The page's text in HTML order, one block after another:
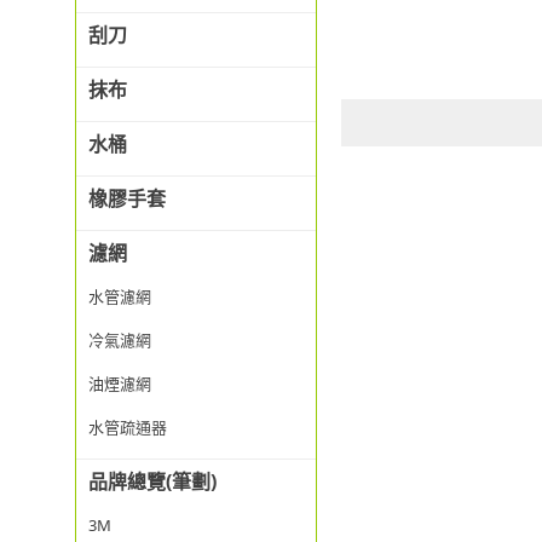
刮刀
抹布
水桶
橡膠手套
濾網
水管濾網
冷氣濾網
油煙濾網
水管疏通器
品牌總覽(筆劃)
3M